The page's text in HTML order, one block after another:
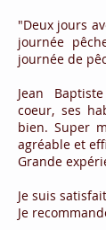
"Deux jours
journée
journée de
Jean
coeur, ses
bien. Super
agréable et
Grande
Je suis
Je